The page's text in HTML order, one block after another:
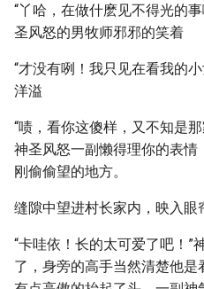
“丫哈，在做什麽见不得光的
圣风怒的男牧师邪邪的笑着
“才没有咧！我只见在看我的
洋溢
“啧，看你这傻样，又不知是
神圣风怒一副懒得理你的表
刚偷偷望的地方。
缝隙中望进村长家内，映入眼
“卡哇依！长的太可爱了吧！”
了，身旁的高手当然清楚他是